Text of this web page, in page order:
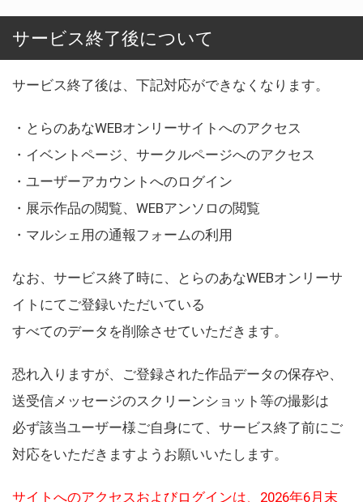
サービス終了後について
サービス終了後は、下記対応ができなくなります。
・とらのあなWEBオンリーサイトへのアクセス
・イベントページ、サークルページへのアクセス
・ユーザーアカウントへのログイン
・展示作品の閲覧、WEBアンソロの閲覧
・マルシェ用の通報フォームの利用
なお、サービス終了時に、とらのあなWEBオンリーサ
イトにてご登録いただいている
すべてのデータを削除させていただきます。
恐れ入りますが、ご登録された作品データの保存や、
送受信メッセージのスクリーンショット等の撮影は
必ず該当ユーザー様ご自身にて、サービス終了前にご
対応をいただきますようお願いいたします。
サイトへのアクセスおよびログインは、2026年6月末